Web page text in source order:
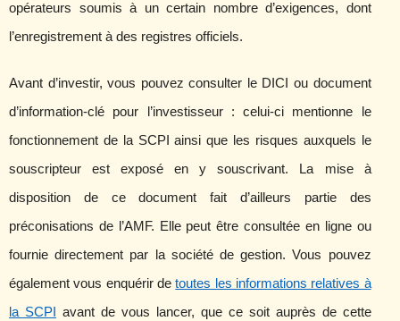
opérateurs soumis à un certain nombre d’exigences, dont
l’enregistrement à des registres officiels.
Avant d’investir, vous pouvez consulter le DICI ou document
d’information-clé pour l’investisseur : celui-ci mentionne le
fonctionnement de la SCPI ainsi que les risques auxquels le
souscripteur est exposé en y souscrivant. La mise à
disposition de ce document fait d’ailleurs partie des
préconisations de l’AMF. Elle peut être consultée en ligne ou
fournie directement par la société de gestion. Vous pouvez
également vous enquérir detoutes les informations relatives à
la SCPI
avant de vous lancer, que ce soit auprès de cette